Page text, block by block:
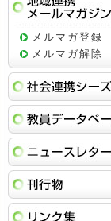
メルマガ登録
メルマガ解除